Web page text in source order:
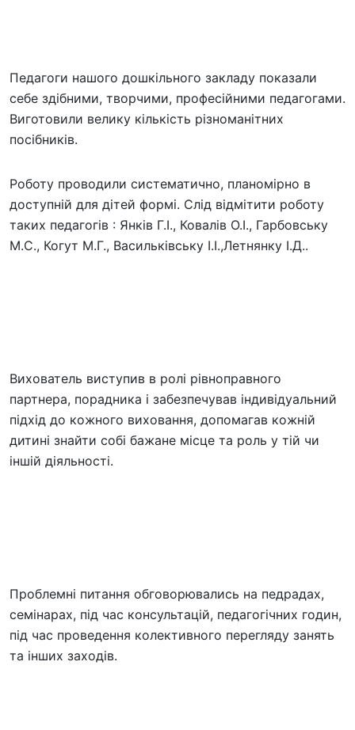
Педагоги нашого дошкільного закладу показали
себе здібними, творчими, професійними педагогами.
Виготовили велику кількість різноманітних
посібників.
Роботу проводили систематично, планомірно в
доступній для дітей формі. Слід відмітити роботу
таких педагогів : Янків Г.І., Ковалів О.І., Гарбовську
М.С., Когут М.Г., Васильківську І.І.,Летнянку І.Д..
Вихователь виступив в ролі рівноправного
партнера, порадника і забезпечував індивідуальний
підхід до кожного виховання, допомагав кожній
дитині знайти собі бажане місце та роль у тій чи
іншій діяльності.
Проблемні питання обговорювались на педрадах,
семінарах, під час консультацій, педагогічних годин,
під час проведення колективного перегляду занять
та інших заходів.